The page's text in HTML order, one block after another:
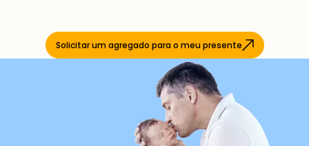
Solicitar um agregado para o meu presente